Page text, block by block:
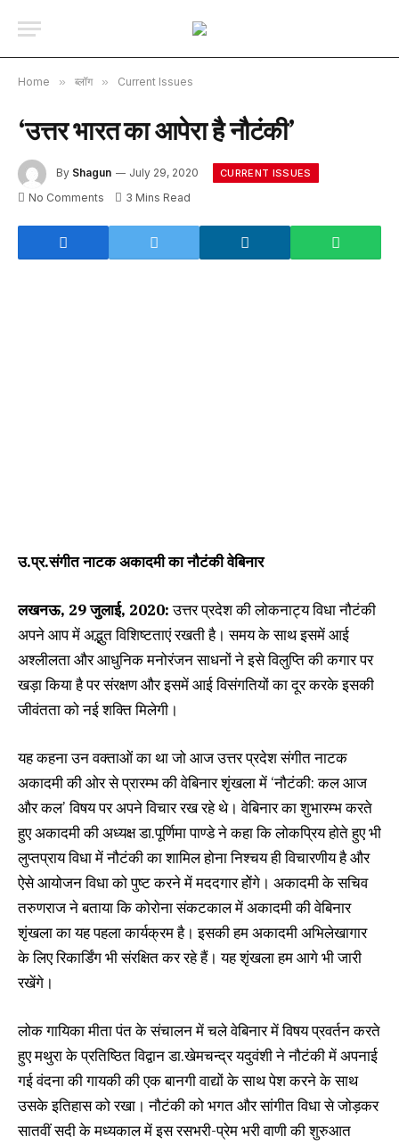
Home » ब्लॉग » Current Issues
‘उत्तर भारत का आपेरा है नौटंकी’
By Shagun July 29, 2020 CURRENT ISSUES
No Comments 3 Mins Read
उ.प्र.संगीत नाटक अकादमी का नौटंकी वेबिनार
लखनऊ, 29 जुलाई, 2020:उत्तर प्रदेश की लोकनाट्य विधा नौटंकी
अपने आप में अद्भुत विशिष्टताएं रखती है। समय के साथ इसमें आई
अश्लीलता और आधुनिक मनोरंजन साधनों ने इसे विलुप्ति की कगार पर
खड़ा किया है पर संरक्षण और इसमें आई विसंगतियों का दूर करके इसकी
जीवंतता को नई शक्ति मिलेगी।
यह कहना उन वक्ताओं का था जो आज उत्तर प्रदेश संगीत नाटक
अकादमी की ओर से प्रारम्भ की वेबिनार शृंखला में ‘नौटंकी: कल आज
और कल’ विषय पर अपने विचार रख रहे थे। वेबिनार का शुभारम्भ करते
हुए अकादमी की अध्यक्ष डा.पूर्णिमा पाण्डे ने कहा कि लोकप्रिय होते हुए भी
लुप्तप्राय विधा में नौटंकी का शामिल होना निश्चय ही विचारणीय है और
ऐसे आयोजन विधा को पुष्ट करने में मददगार होेंगे। अकादमी के सचिव
तरुणराज ने बताया कि कोरोना संकटकाल में अकादमी की वेबिनार
शृंखला का यह पहला कार्यक्रम है। इसकी हम अकादमी अभिलेखागार
के लिए रिकार्डिंग भी संरक्षित कर रहे हैं। यह शृंखला हम आगे भी जारी
रखेंगे।
लोक गायिका मीता पंत के संचालन में चले वेबिनार में विषय प्रवर्तन करते
हुए मथुरा के प्रतिष्ठित विद्वान डा.खेमचन्द्र यदुवंशी ने नौटंकी में अपनाई
गई वंदना की गायकी की एक बानगी वाद्यों के साथ पेश करने के साथ
उसके इतिहास को रखा। नौटंकी को भगत और सांगीत विधा से जोड़कर
सातवीं सदी के मध्यकाल में इस रसभरी-प्रेम भरी वाणी की शुरुआत